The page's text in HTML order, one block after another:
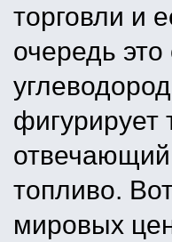
торговли и
очередь это
отвечающий
топливо.
мировых